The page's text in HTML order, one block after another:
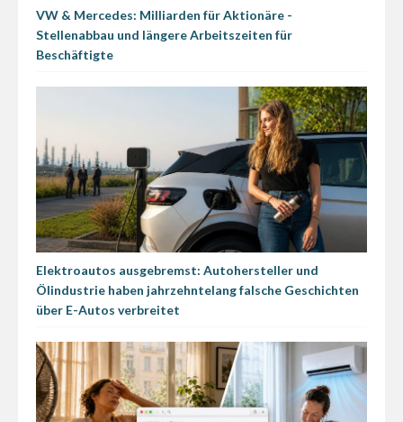
VW & Mercedes: Milliarden für Aktionäre -
Stellenabbau und längere Arbeitszeiten für
Beschäftigte
Elektroautos ausgebremst: Autohersteller und
Ölindustrie haben jahrzehntelang falsche Geschichten
über E-Autos verbreitet